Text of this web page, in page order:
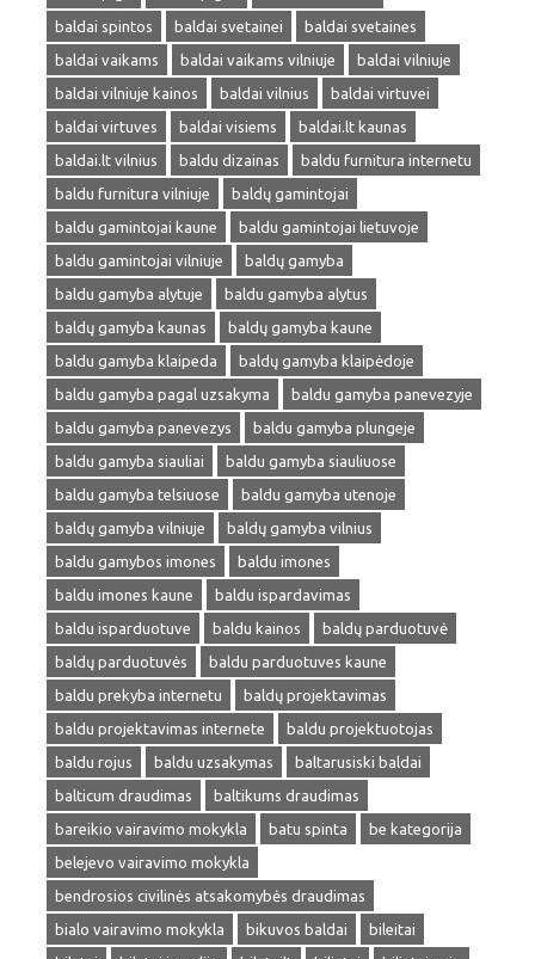
baldai spintos
baldai svetainei
baldai svetaines
baldai vaikams
baldai vaikams vilniuje
baldai vilniuje
baldai vilniuje kainos
baldai vilnius
baldai virtuvei
baldai virtuves
baldai visiems
baldai.lt kaunas
baldai.lt vilnius
baldu dizainas
baldu furnitura internetu
baldu furnitura vilniuje
baldų gamintojai
baldu gamintojai kaune
baldu gamintojai lietuvoje
baldu gamintojai vilniuje
baldų gamyba
baldu gamyba alytuje
baldu gamyba alytus
baldų gamyba kaunas
baldų gamyba kaune
baldu gamyba klaipeda
baldų gamyba klaipėdoje
baldu gamyba pagal uzsakyma
baldu gamyba panevezyje
baldu gamyba panevezys
baldu gamyba plungeje
baldu gamyba siauliai
baldu gamyba siauliuose
baldu gamyba telsiuose
baldu gamyba utenoje
baldų gamyba vilniuje
baldų gamyba vilnius
baldu gamybos imones
baldu imones
baldu imones kaune
baldu ispardavimas
baldu isparduotuve
baldu kainos
baldų parduotuvė
baldų parduotuvės
baldu parduotuves kaune
baldu prekyba internetu
baldų projektavimas
baldu projektavimas internete
baldu projektuotojas
baldu rojus
baldu uzsakymas
baltarusiski baldai
balticum draudimas
baltikums draudimas
bareikio vairavimo mokykla
batu spinta
be kategorija
belejevo vairavimo mokykla
bendrosios civilinės atsakomybės draudimas
bialo vairavimo mokykla
bikuvos baldai
bileitai